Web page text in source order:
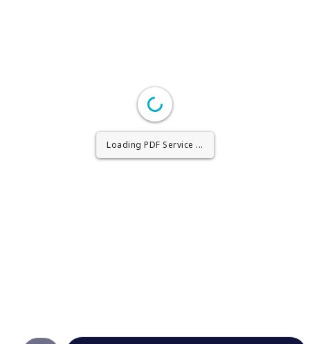
Loading PDF Worker ...
Loading PDF Service ...